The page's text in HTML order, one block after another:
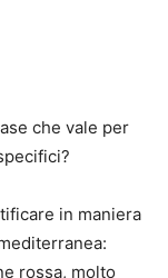
che vale per
in maniera
rossa, molto